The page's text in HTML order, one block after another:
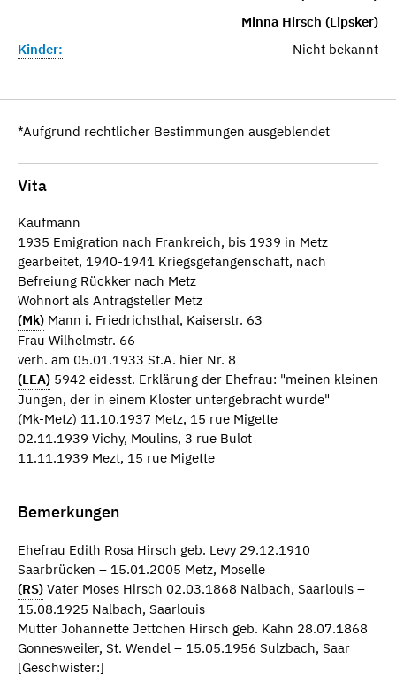
Minna Hirsch (Lipsker)
Kinder:
Nicht bekannt
*Aufgrund rechtlicher Bestimmungen ausgeblendet
Vita
Kaufmann
1935 Emigration nach Frankreich, bis 1939 in Metz
gearbeitet, 1940-1941 Kriegsgefangenschaft, nach
Befreiung Rückker nach Metz
Wohnort als Antragsteller Metz
(Mk) Mann i. Friedrichsthal, Kaiserstr. 63
Frau Wilhelmstr. 66
verh. am 05.01.1933 St.A. hier Nr. 8
(LEA) 5942 eidesst. Erklärung der Ehefrau: "meinen kleinen
Jungen, der in einem Kloster untergebracht wurde"
(Mk-Metz) 11.10.1937 Metz, 15 rue Migette
02.11.1939 Vichy, Moulins, 3 rue Bulot
11.11.1939 Mezt, 15 rue Migette
Bemerkungen
Ehefrau Edith Rosa Hirsch geb. Levy 29.12.1910
Saarbrücken – 15.01.2005 Metz, Moselle
(RS) Vater Moses Hirsch 02.03.1868 Nalbach, Saarlouis –
15.08.1925 Nalbach, Saarlouis
Mutter Johannette Jettchen Hirsch geb. Kahn 28.07.1868
Gonnesweiler, St. Wendel – 15.05.1956 Sulzbach, Saar
[Geschwister:]